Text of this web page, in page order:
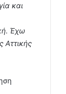
και
Έχω
Αττικής